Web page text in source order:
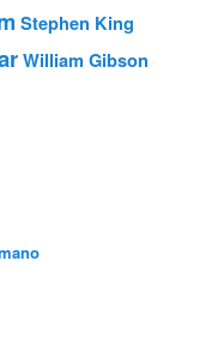
Stephen King
William Gibson